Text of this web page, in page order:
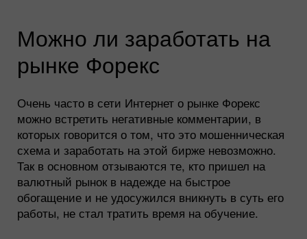
Можно ли заработать на
рынке Форекс
Очень часто в сети Интернет о рынке Форекс
можно встретить негативные комментарии, в
которых говорится о том, что это мошенническая
схема и заработать на этой бирже невозможно.
Так в основном отзываются те, кто пришел на
валютный рынок в надежде на быстрое
обогащение и не удосужился вникнуть в суть его
работы, не стал тратить время на обучение.